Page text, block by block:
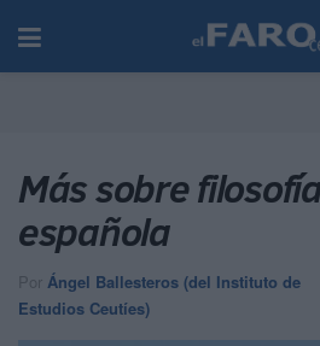
Más sobre
española
Por Ángel Ballesteros (del Instituto de
Estudios Ceutíes)